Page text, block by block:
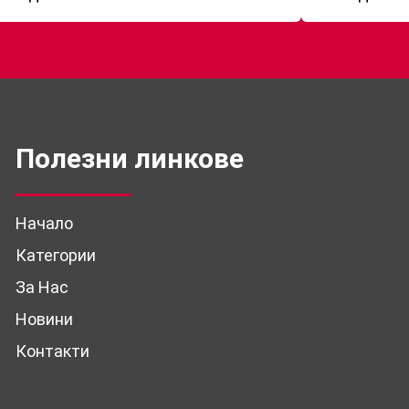
Полезни линкове
Начало
Категории
За Нас
Новини
Контакти